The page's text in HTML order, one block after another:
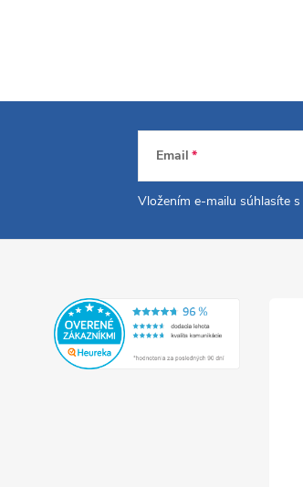
Email
Vložením e-mailu súhlasíte s